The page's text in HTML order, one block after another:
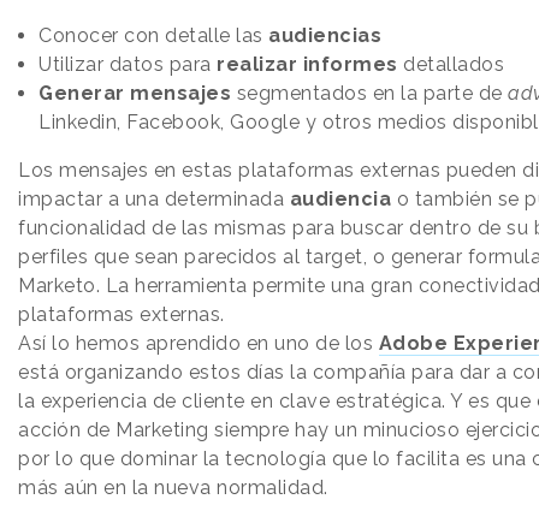
Conocer con detalle las audiencias
Utilizar datos para realizar informes detallados
Generar mensajes segmentados en la parte de
Linkedin, Facebook, Google y otros medios
Los mensajes en estas plataformas externas pueden
impactar a una determinada audiencia o también se
funcionalidad de las mismas para buscar dentro de su
perfiles que sean parecidos al target, o generar
Marketo. La herramienta permite una gran
plataformas externas.
Así lo hemos aprendido en uno de los Adobe
está organizando estos días la compañía para dar a
la experiencia de cliente en clave estratégica. Y es
acción de Marketing siempre hay un minucioso
por lo que dominar la tecnología que lo facilita es una
más aún en la nueva normalidad.